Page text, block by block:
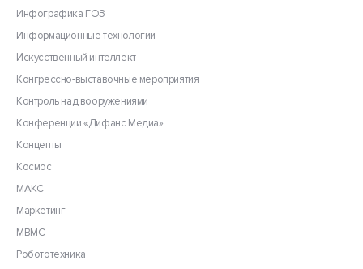
Инфографика ГОЗ
Информационные технологии
Искусственный интеллект
Конгрессно-выставочные мероприятия
Контроль над вооружениями
Конференции «Дифанс Медиа»
Концепты
Космос
МАКС
Маркетинг
МВМС
Робототехника